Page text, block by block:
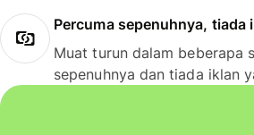
Percuma sepenuhnya, tiada
Muat turun dalam beberapa
sepenuhnya dan tiada iklan